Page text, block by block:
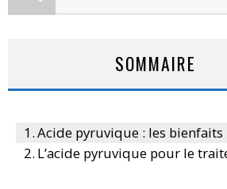
SOMMAIRE
Acide pyruvique : les
L’acide pyruvique pour le